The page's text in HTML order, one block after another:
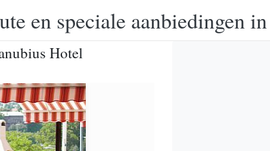
en speciale aanbiedingen
Hotel